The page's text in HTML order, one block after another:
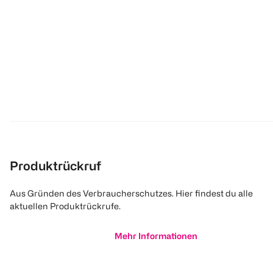
Produktrückruf
Aus Gründen des Verbraucherschutzes. Hier findest du alle
aktuellen Produktrückrufe.
Mehr Informationen